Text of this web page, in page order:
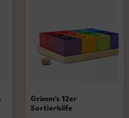
Grimm's 12er
Sortierhilfe